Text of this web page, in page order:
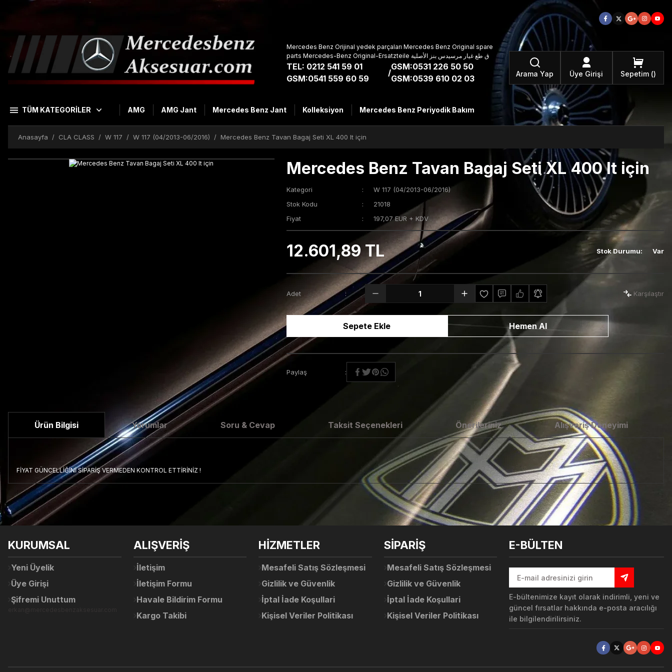
Mercedes Benz Orijinal yedek parçaları Mercedes Benz Original spare
parts Mercedes-Benz Original-Ersatzteile ق طع غيار مرسيدس بنز الأصلية
TEL: 0212 541 59 01
GSM:0541 559 60 59
/
GSM:0531 226 50 50
GSM:0539 610 02 03
Arama Yap Üye Girişi Sepetim
TÜM KATEGORİLER AMG AMG Jant Mercedes Benz Jant Kolleksiyon Mercedes Benz Periyodik Bakım
Anasayfa CLA CLASS W 117 W 117 (04/2013-06/2016) Mercedes Benz Tavan Bagaj Seti XL 400 lt için
Mercedes Benz Tavan Bagaj Seti XL 400 lt için
Kategori
W 117 (04/2013-06/2016)
Stok Kodu
21018
Fiyat
197,07 EUR + KDV
12.601,89 TL Stok Durumu: Var
Adet Karşılaştır
Sepete Ekle Hemen Al
Paylaş
Ürün Bilgisi Yorumlar Soru & Cevap Taksit Seçenekleri Önerileriniz Alışveriş Deneyimi
FİYAT GÜNCELLİĞİNİ SİPARİŞ VERMEDEN KONTROL ETTİRİNİZ !
Yorum Yaz
Bu ürünün fiyat bilgisi, resim, ürün açıklamalarında ve diğer konularda yetersiz gördüğünüz noktaları öneri formunu kullanarak tarafımıza iletebilirsiniz.
Görüş ve önerileriniz için teşekkür ederiz.
Ürün açıklamasında eksik bilgiler bulunuyor.
Bu ürüne benzer farklı alternatifler olmalı.
Deneyimini Paylaş
KURUMSAL
Yeni Üyelik
Üye Girişi
Şifremi Unuttum
ALIŞVERİŞ
İletişim
İletişim Formu
Havale Bildirim Formu
Kargo Takibi
HİZMETLER
Mesafeli Satış Sözleşmesi
Gizlilik ve Güvenlik
İptal İade Koşullari
Kişisel Veriler Politikası
SİPARİŞ
Mesafeli Satış Sözleşmesi
Gizlilik ve Güvenlik
İptal İade Koşullari
Kişisel Veriler Politikası
E-BÜLTEN
E-bültenimize kayıt olarak indirimli, yeni ve
güncel fırsatlar hakkında e-posta aracılığı
ile bilgilendirilirsiniz.